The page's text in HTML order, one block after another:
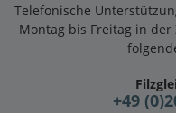
Telefonische
Montag bis Freitag in
+49